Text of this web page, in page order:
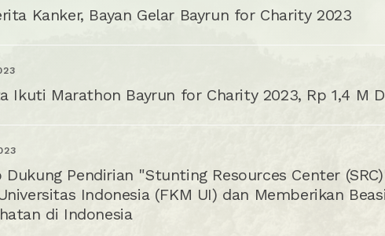
Kanker, Bayan Gelar Bayrun for Charity 2023
Ikuti Marathon Bayrun for Charity 2023, Rp 1,4 M
Dukung Pendirian "Stunting Resources Center
Indonesia (FKM UI) dan Memberikan
di Indonesia